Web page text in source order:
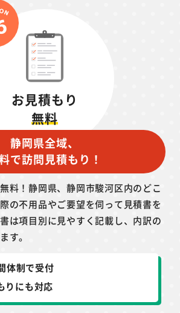
お見積もり
無料
静岡県全域、
で訪問見積もり！
料！静岡県、静岡市駿河区内のどこ
の不用品やご要望を伺って見積書を
は項目別に見やすく記載し、内訳の
す。
体制で受付
りにも対応